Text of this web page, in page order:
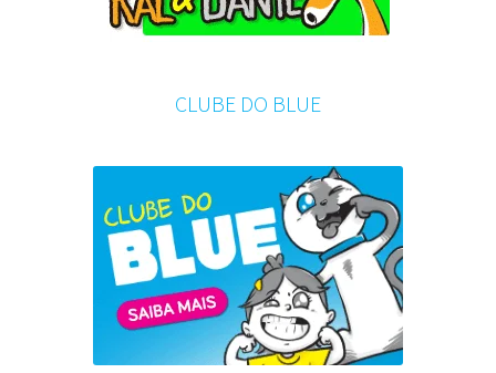
CLUBE DO BLUE